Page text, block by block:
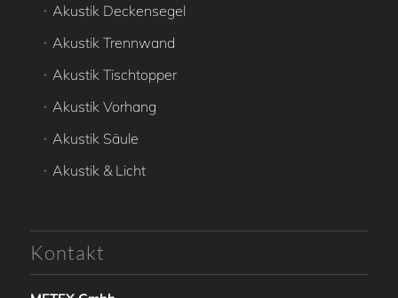
Akustik Deckensegel
Akustik Trennwand
Akustik Tischtopper
Akustik Vorhang
Akustik Säule
Akustik & Licht
Kontakt